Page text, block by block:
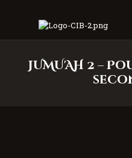
JUMU'AH 2 –
Centre